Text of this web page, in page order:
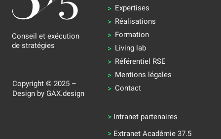
Conseil et exécution
de stratégies
Copyright © 2025 –
Design by GAX.design
Expertises
Réalisations
Formation
Living lab
Référentiel RSE
Mentions légales
Contact
> Intranet partenaires
> Extranet Académie 37.5